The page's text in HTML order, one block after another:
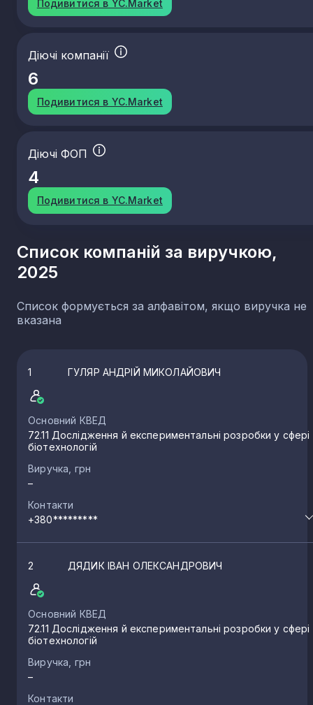
Подивитися в YC.Market
Діючі компанії
6
Подивитися в YC.Market
Діючі ФОП
4
Подивитися в YC.Market
Список компаній за виручкою,
2025
Список формується за алфавітом, якщо виручка не
вказана
1 ГУЛЯР АНДРІЙ МИКОЛАЙОВИЧ
Основний КВЕД
72.11 Дослідження й експериментальні розробки у сфері
біотехнологій
Виручка, грн
–
Контакти
+380*********
2 ДЯДИК ІВАН ОЛЕКСАНДРОВИЧ
Основний КВЕД
72.11 Дослідження й експериментальні розробки у сфері
біотехнологій
Виручка, грн
–
Контакти